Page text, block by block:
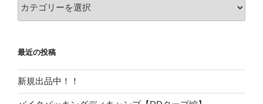
ー
最近の投稿
新規出品中！！